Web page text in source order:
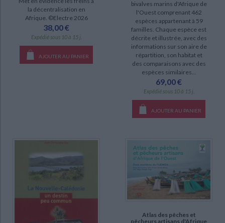
la décentralisation en
Afrique. ©Electre 2026
38,00 €
Expédié sous 10 à 15 j.
AJOUTER AU PANIER
bivalves marins d'Afrique de
l'Ouest comprenant 462
espèces appartenant à 59
familles. Chaque espèce est
décrite et illustrée, avec des
informations sur son aire de
répartition, son habitat et
des comparaisons avec des
espèces similaires...
69,00 €
Expédié sous 10 à 15 j.
AJOUTER AU PANIER
Atlas des pêches et
pêcheurs artisans d'Afrique